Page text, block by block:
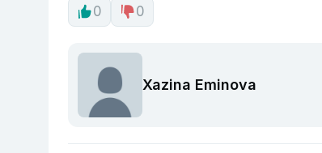
0 0
Xazina Eminova